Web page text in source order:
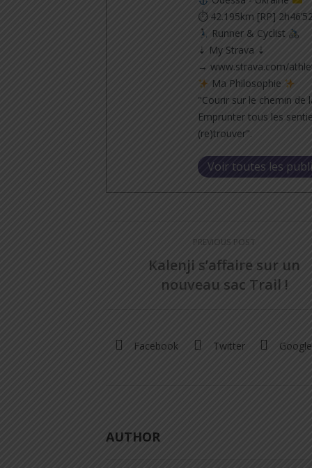
⏱ 42.195km [RP]
Runner & Cyclist
⇣ My Strava ⇣
→ www.strava.com/
Ma Philosophie
"Courir sur le chemin de
Emprunter tous les
(re)trouver".
Voir toutes les
PREVIOUS POST
Kalenji s’affaire sur un
nouveau sac Trail !
Facebook Twitter
AUTHOR